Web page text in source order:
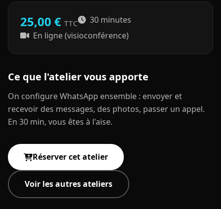
25,00 € TTC
30 minutes
En ligne (visioconférence)
Ce que l'atelier vous apporte
On configure WhatsApp ensemble : envoyer et
recevoir des messages, des photos, passer un appel.
En 30 min, vous êtes à l'aise.
Réserver cet atelier
Voir les autres ateliers